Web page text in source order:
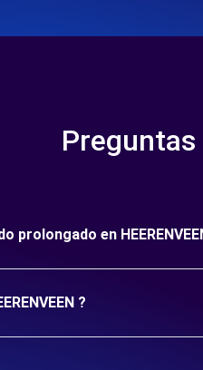
prolongado en
?